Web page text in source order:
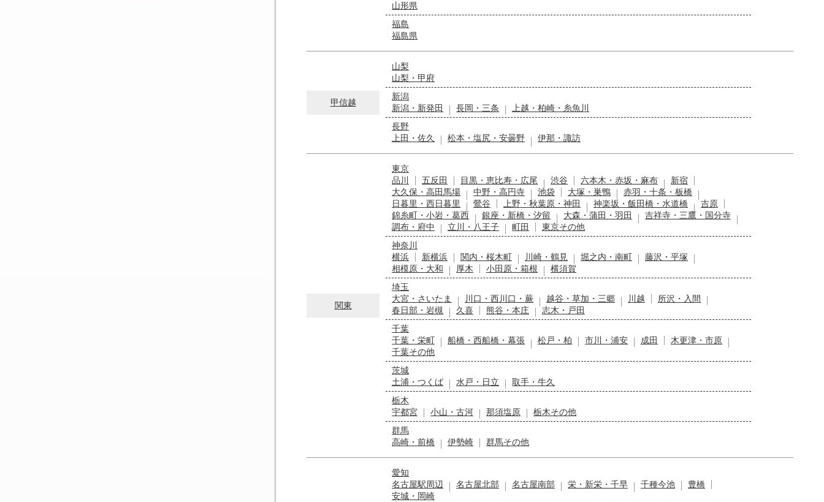
山形県
福島
福島県
甲信越
山梨
山梨・甲府
新潟
新潟・新発田
長岡・三条
上越・柏崎・糸魚川
長野
上田・佐久
松本・塩尻・安曇野 伊那・諏訪
関東
東京
品川
五反田 目黒・恵比寿・広尾 渋谷 六本木・赤坂・麻布
新宿
大久保・高田馬場
中野・高円寺 池袋 大塚・巣鴨
赤羽・十条・板橋
日暮里・西日暮里
鶯谷 上野・秋葉原・神田 神楽坂・飯田橋・水道橋
吉原
錦糸町・小岩・葛西
銀座・新橋・汐留 大森・蒲田・羽田
吉祥寺・三鷹・国分寺
調布・府中
立川・八王子 町田
東京その他
神奈川
横浜
新横浜 関内・桜木町 川崎・鶴見 堀之内・南町
藤沢・平塚
相模原・大和
厚木 小田原・箱根
横須賀
埼玉
大宮・さいたま
川口・西川口・蕨 越谷・草加・三郷 川越
所沢・入間
春日部・岩槻
久喜 熊谷・本庄
志木・戸田
千葉
千葉・栄町
船橋・西船橋・幕張 松戸・柏 市川・浦安 成田
木更津・市原
千葉その他
茨城
土浦・つくば
水戸・日立
取手・牛久
栃木
宇都宮
小山・古河 那須塩原
栃木その他
群馬
高崎・前橋
伊勢崎 群馬その他
愛知
名古屋駅周辺
名古屋北部 名古屋南部 栄・新栄・千早 千種今池
豊橋
安城・岡崎